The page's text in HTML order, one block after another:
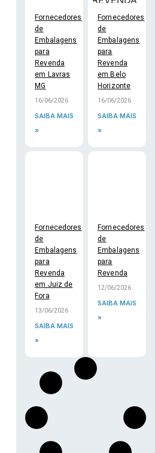
Fornecedores
de
Embalagens
para
Revenda
em Lavras
MG
16/06/2026
SAIBA MAIS
»
Fornecedores
de
Embalagens
para
Revenda
em Belo
Horizonte
16/06/2026
SAIBA MAIS
»
Fornecedores
de
Embalagens
para
Revenda
em Juiz de
Fora
13/06/2026
SAIBA MAIS
»
Fornecedores
de
Embalagens
para
Revenda
12/06/2026
SAIBA MAIS
»